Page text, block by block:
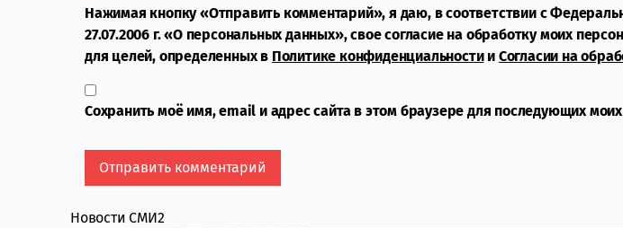
Нажимая кнопку «Отправить комментарий», я даю, в соответствии с
27.07.2006 г. «О персональных данных», свое согласие на обработку моих
для целей, определенных в Политике конфиденциальностии Согласии на
Сохранить моё имя, email и адрес сайта в этом браузере для последующих
Новости СМИ2